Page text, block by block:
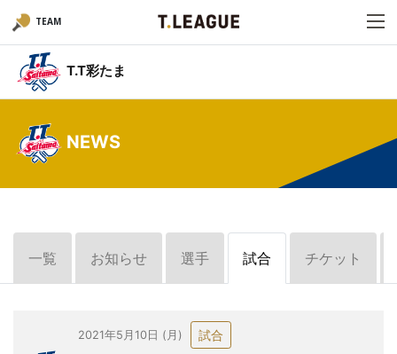
TEAM
T.T彩たま
NEWS
一覧 お知らせ 選手 試合 チケット
2021年5月10日 (月) 試合